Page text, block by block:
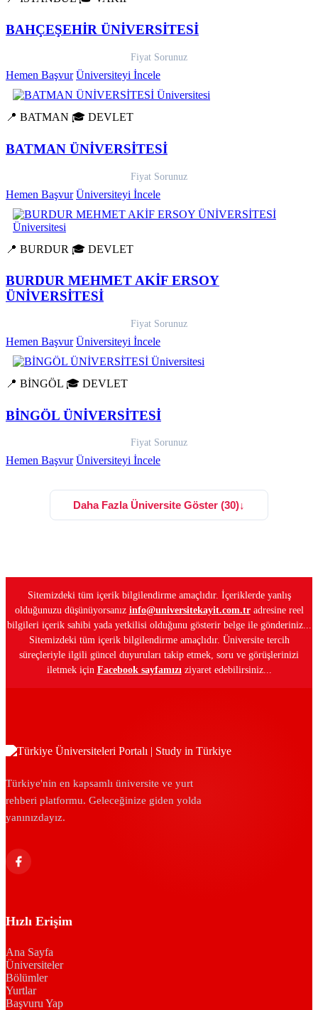
BAHÇEŞEHİR ÜNİVERSİTESİ
Fiyat Sorunuz
Hemen Başvur Üniversiteyi İncele
📍 BATMAN 🎓 DEVLET
BATMAN ÜNİVERSİTESİ
Fiyat Sorunuz
Hemen Başvur Üniversiteyi İncele
📍 BURDUR 🎓 DEVLET
BURDUR MEHMET AKİF ERSOY
ÜNİVERSİTESİ
Fiyat Sorunuz
Hemen Başvur Üniversiteyi İncele
📍 BİNGÖL 🎓 DEVLET
BİNGÖL ÜNİVERSİTESİ
Fiyat Sorunuz
Hemen Başvur Üniversiteyi İncele
Daha Fazla Üniversite Göster (30)↓
Sitemizdeki tüm içerik bilgilendirme amaçlıdır. İçeriklerde yanlış
olduğunuzu düşünüyorsanız info@universitekayit.com.tradresine reel
bilgileri içerik sahibi yada yetkilisi olduğunu gösterir belge ile gönderiniz...
Sitemizdeki tüm içerik bilgilendirme amaçlıdır. Üniversite tercih
süreçleriyle ilgili güncel duyuruları takip etmek, soru ve görüşlerinizi
iletmek için Facebook sayfamızıziyaret edebilirsiniz...
Türkiye'nin en kapsamlı üniversite ve yurt
rehberi platformu. Geleceğinize giden yolda
yanınızdayız.
Hızlı Erişim
Ana Sayfa
Üniversiteler
Bölümler
Yurtlar
Başvuru Yap